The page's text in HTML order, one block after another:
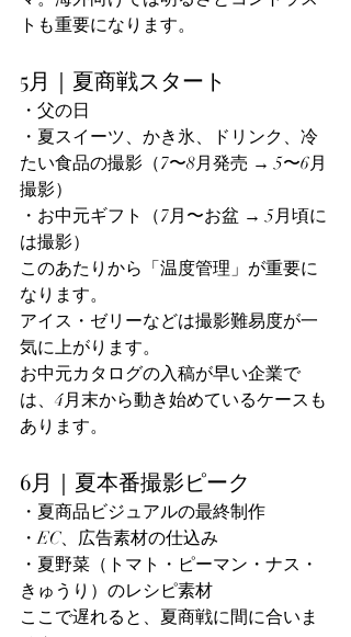
トも重要になります。
5月｜夏商戦スタート
・父の日
・夏スイーツ、かき氷、ドリンク、冷
たい食品の撮影（7〜8月発売 → 5〜6月
撮影）
・お中元ギフト（7月〜お盆 → 5月頃に
は撮影）
このあたりから「温度管理」が重要に
なります。
アイス・ゼリーなどは撮影難易度が一
気に上がります。
お中元カタログの入稿が早い企業で
は、4月末から動き始めているケースも
あります。
6月｜夏本番撮影ピーク
・夏商品ビジュアルの最終制作
・EC、広告素材の仕込み
・夏野菜（トマト・ピーマン・ナス・
きゅうり）のレシピ素材
ここで遅れると、夏商戦に間に合いま